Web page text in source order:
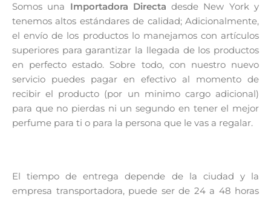
Somos una Importadora Directa desde New York y
tenemos altos estándares de calidad; Adicionalmente,
el envío de los productos lo manejamos con artículos
superiores para garantizar la llegada de los productos
en perfecto estado. Sobre todo, con nuestro nuevo
servicio puedes pagar en efectivo al momento de
recibir el producto (por un minimo cargo adicional)
para que no pierdas ni un segundo en tener el mejor
perfume para ti o para la persona que le vas a regalar.
El tiempo de entrega depende de la ciudad y la
empresa transportadora, puede ser de 24 a 48 horas